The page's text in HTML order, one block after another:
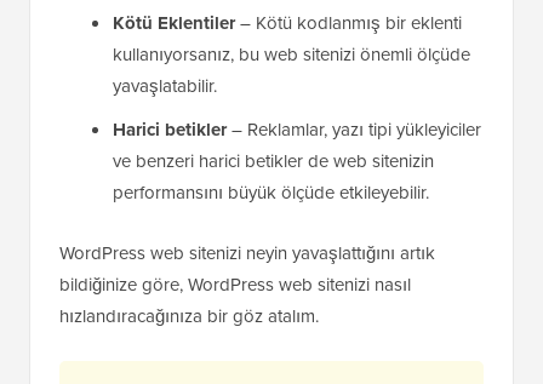
Kötü Eklentiler– Kötü kodlanmış bir eklenti
kullanıyorsanız, bu web sitenizi önemli ölçüde
yavaşlatabilir.
Harici betikler– Reklamlar, yazı tipi yükleyiciler
ve benzeri harici betikler de web sitenizin
performansını büyük ölçüde etkileyebilir.
WordPress web sitenizi neyin yavaşlattığını artık
bildiğinize göre, WordPress web sitenizi nasıl
hızlandıracağınıza bir göz atalım.